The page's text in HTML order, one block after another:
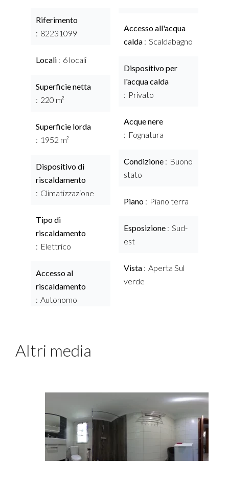
Riferimento
82231099
Locali 6 locali
Superficie netta
220 m²
Superficie lorda
1952 m²
Dispositivo di
riscaldamento
Climatizzazione
Tipo di
riscaldamento
Elettrico
Accesso al
riscaldamento
Autonomo
Accesso all'acqua
calda
Scaldabagno
Dispositivo per
l'acqua calda
Privato
Acque nere
Fognatura
Condizione
Buono
stato
Piano Piano terra
Esposizione
Sud-
est
Vista
Aperta Sul
verde
Altri media